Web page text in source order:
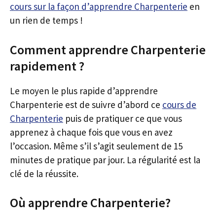
cours sur la façon d’apprendre Charpenterie en
un rien de temps !
Comment apprendre Charpenterie
rapidement ?
Le moyen le plus rapide d’apprendre
Charpenterie est de suivre d’abord ce cours de
Charpenterie puis de pratiquer ce que vous
apprenez à chaque fois que vous en avez
l’occasion. Même s’il s’agit seulement de 15
minutes de pratique par jour. La régularité est la
clé de la réussite.
Où apprendre Charpenterie?